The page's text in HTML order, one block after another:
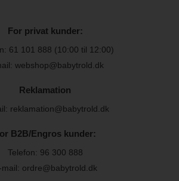
For privat kunder:
61 101 888 (10:00 til 12:00)
webshop@babytrold.dk
Reklamation
reklamation@babytrold.dk
B2B/Engros kunder:
Telefon: 96 300 888
mail: ordre@babytrold.dk